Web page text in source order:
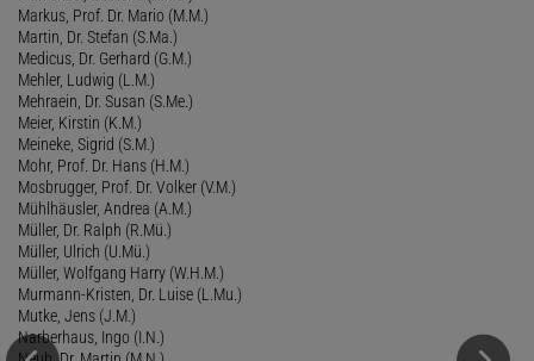
Markus, Prof. Dr. Mario (M.M.)
Martin, Dr. Stefan (S.Ma.)
Medicus, Dr. Gerhard (G.M.)
Mehler, Ludwig (L.M.)
Mehraein, Dr. Susan (S.Me.)
Meier, Kirstin (K.M.)
Meineke, Sigrid (S.M.)
Mohr, Prof. Dr. Hans (H.M.)
Mosbrugger, Prof. Dr. Volker (V.M.)
Mühlhäusler, Andrea (A.M.)
Müller, Dr. Ralph (R.Mü.)
Müller, Ulrich (U.Mü.)
Müller, Wolfgang Harry (W.H.M.)
Murmann-Kristen, Dr. Luise (L.Mu.)
Mutke, Jens (J.M.)
Narberhaus, Ingo (I.N.)